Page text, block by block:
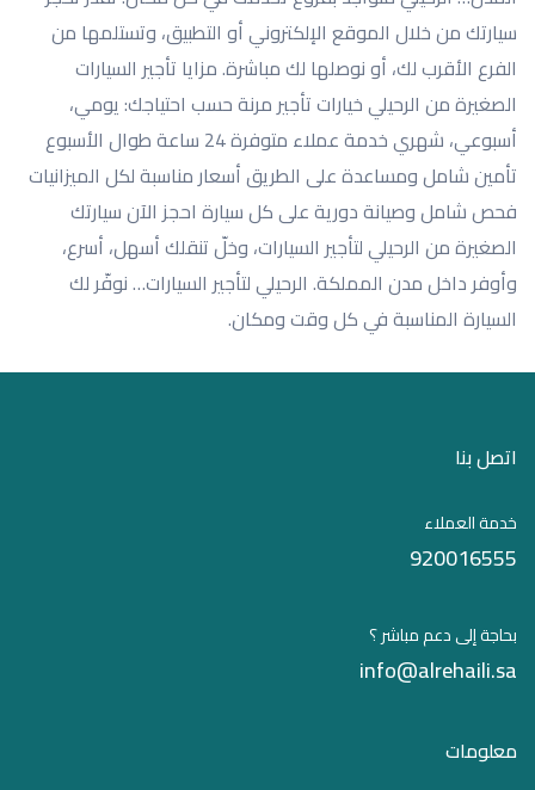
سيارتك من خلال الموقع الإلكتروني أو التطبيق، وتستلمها من
الفرع الأقرب لك، أو نوصلها لك مباشرة. مزايا تأجير السيارات
الصغيرة من الرحيلي خيارات تأجير مرنة حسب احتياجك: يومي،
أسبوعي، شهري خدمة عملاء متوفرة 24 ساعة طوال الأسبوع
تأمين شامل ومساعدة على الطريق أسعار مناسبة لكل الميزانيات
فحص شامل وصيانة دورية على كل سيارة احجز الآن سيارتك
الصغيرة من الرحيلي لتأجير السيارات، وخلّ تنقلك أسهل، أسرع،
وأوفر داخل مدن المملكة. الرحيلي لتأجير السيارات… نوفّر لك
السيارة المناسبة في كل وقت ومكان.
اتصل بنا
خدمة العملاء
920016555
بحاجة إلى دعم مباشر ؟
info@alrehaili.sa
معلومات